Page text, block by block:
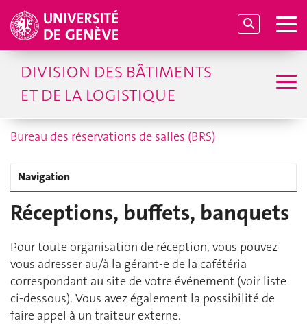
DIVISION DES BÂTIMENTS
ET DE LA LOGISTIQUE
Bureau des réservations de salles (BRS)
Navigation
Réceptions, buffets, banquets
Pour toute organisation de réception, vous pouvez
vous adresser au/à la gérant-e de la cafétéria
correspondant au site de votre événement (voir liste
ci-dessous). Vous avez également la possibilité de
faire appel à un traiteur externe.